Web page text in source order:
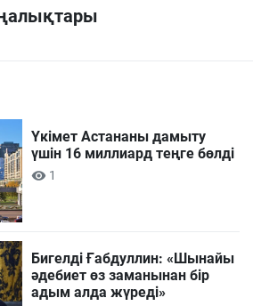
Үкімет Астананы дамыту
үшін 16 миллиард теңге бөлді
1
Бигелді Ғабдуллин: «Шынайы
әдебиет өз заманынан бір
адым алда жүреді»